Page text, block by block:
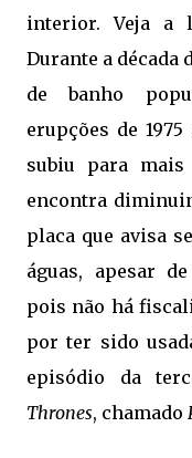
interior. Veja a
Durante a década
de banho
erupções de
subiu para mais
encontra
placa que avisa
águas, apesar
pois não há
por ter sido
episódio da
Thrones, chamado